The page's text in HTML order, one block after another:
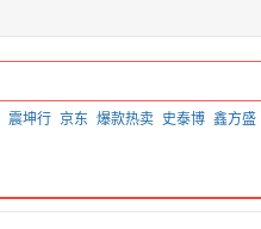
震坤行 京东 爆款热卖 史泰博 鑫方盛